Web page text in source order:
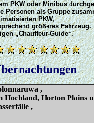
PKW oder Minibus
Personen als Gruppe
PKW,
größeres Fahrzeug.
„Chauffeur-Guide“.
,
Hochland, Horton Plains
,